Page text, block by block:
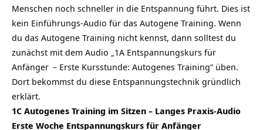
Menschen noch schneller in die Entspannung führt. Dies ist
kein Einführungs-Audio für das Autogene Training. Wenn
du das Autogene Training nicht kennst, dann solltest du
zunächst mit dem Audio „1A Entspannungskurs für
Anfänger – Erste Kursstunde: Autogenes Training“ üben.
Dort bekommst du diese Entspannungstechnik gründlich
erklärt.
1C Autogenes Training im Sitzen – Langes Praxis-Audio
Erste Woche Entspannungskurs für Anfänger